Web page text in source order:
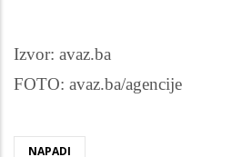
Izvor: avaz.ba
FOTO: avaz.ba/agencije
NAPADI